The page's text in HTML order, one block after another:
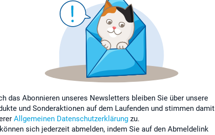
das Abonnieren unseres Newsletters bleiben Sie über unsere
und Sonderaktionen auf dem Laufenden und stimmen damit
Allgemeinen Datenschutzerklärung zu.
sich jederzeit abmelden, indem Sie auf den Abmeldelink